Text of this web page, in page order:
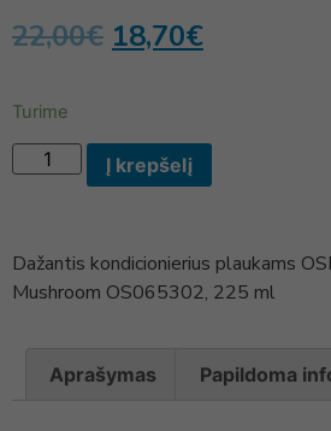
22,00€ 18,70€
Turime
Į krepšelį
Dažantis kondicionierius plaukams
Mushroom OS065302, 225 ml
Aprašymas Papildoma